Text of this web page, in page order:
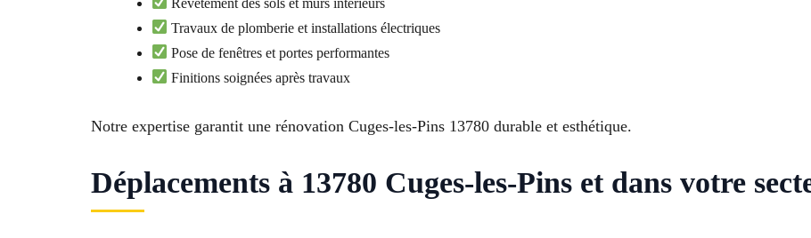
Travaux de plomberie et installations électriques
Pose de fenêtres et portes performantes
Finitions soignées après travaux
Notre expertise garantit une rénovation Cuges-les-Pins 13780 durable et esthétique.
Déplacements à 13780 Cuges-les-Pins et dans votre